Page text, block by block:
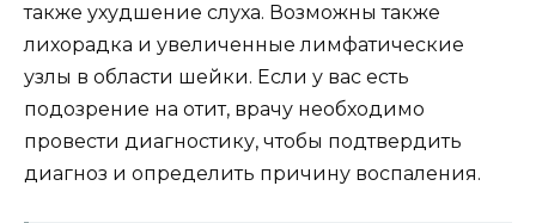
также ухудшение слуха. Возможны также
лихорадка и увеличенные лимфатические
узлы в области шейки. Если у вас есть
подозрение на отит, врачу необходимо
провести диагностику, чтобы подтвердить
диагноз и определить причину воспаления.